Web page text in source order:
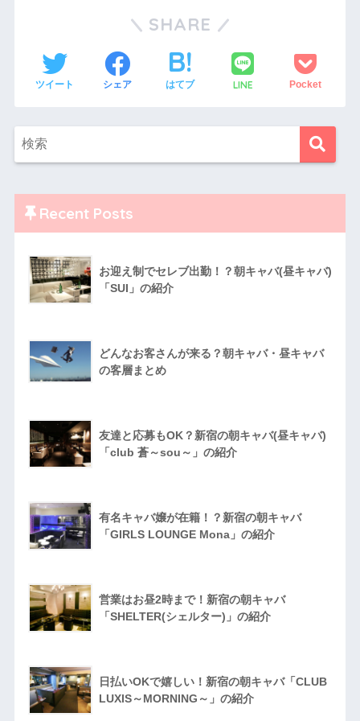
SHARE
ツイート シェア はてブ LINE Pocket
Recent Posts
お迎え制でセレブ出勤！？朝キャバ(昼キャバ)
「SUI」の紹介
どんなお客さんが来る？朝キャバ・昼キャバ
の客層まとめ
友達と応募もOK？新宿の朝キャバ(昼キャバ)
「club 蒼～sou～」の紹介
有名キャバ嬢が在籍！？新宿の朝キャバ
「GIRLS LOUNGE Mona」の紹介
営業はお昼2時まで！新宿の朝キャバ
「SHELTER(シェルター)」の紹介
日払いOKで嬉しい！新宿の朝キャバ「CLUB
LUXIS～MORNING～」の紹介